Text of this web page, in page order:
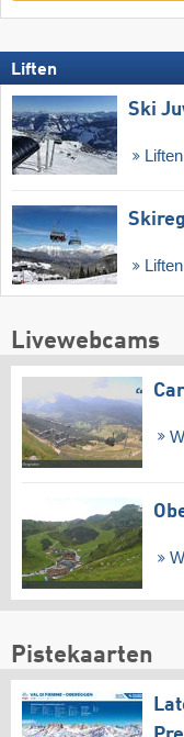
Liften
Ski
Liften
Liften
Livewebcams
Pistekaarten